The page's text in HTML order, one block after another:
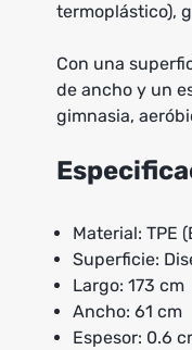
termoplástico),
Con una
de ancho y un
gimnasia,
Material: TPE
Superficie:
Largo: 173 cm
Ancho: 61 cm
Espesor: 0.6